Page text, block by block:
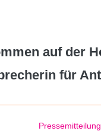
auf der
für